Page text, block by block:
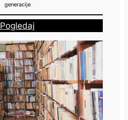
generacije
Pogledaj